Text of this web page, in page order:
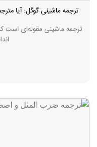
ترجمه ماشینی گوگل: آیا
ترجمه ماشینی مقوله‌ای است